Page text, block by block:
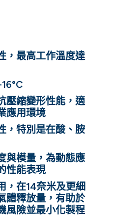
，最高工作溫度達
壓縮變形性能，適
應用環境
，特別是在酸、胺
與模量，為動態應
性能表現
，在14奈米及更細
體釋放量，有助於
風險並最小化製程